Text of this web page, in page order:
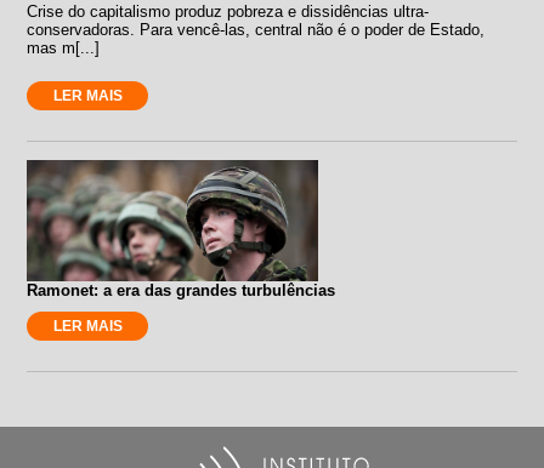
Crise do capitalismo produz pobreza e dissidências ultra-
conservadoras. Para vencê-las, central não é o poder de Estado,
mas m[...]
LER MAIS
Ramonet: a era das grandes turbulências
LER MAIS